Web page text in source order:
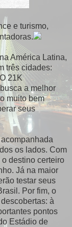
e turismo,
América Latina,
três cidades:
21K
a melhor
muito bem
seus
os lados. Com
destino certeiro
Já na maior
testar seus
Por fim, o
à
pontos
Estádio de